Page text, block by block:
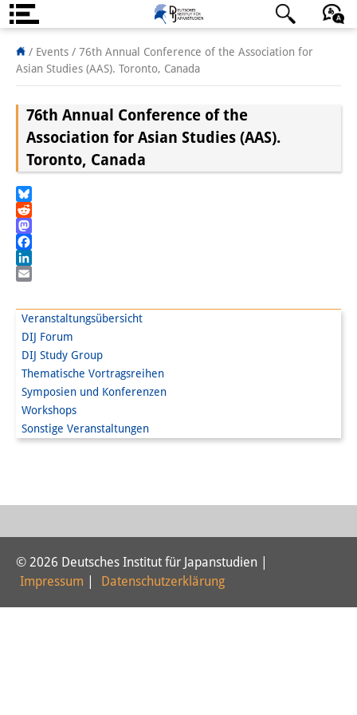
Über uns
Institut
Team
Institutsleitung
GastwissenschaftlerInnen
StipendiatInnen
PraktikantInnen
DIJ Alumni
Forschungsfeld:
Digitale Transformation
日本語 English Deutsch
/ Events / 76th Annual Conference of the Association for
Asian Studies (AAS). Toronto, Canada
Veranstaltungsübersicht
DIJ Forum
DIJ Study Group
Thematische Vortragsreihen
Symposien und Konferenzen
Workshops
Sonstige Veranstaltungen
76th Annual Conference of the
Association for Asian Studies (AAS).
Toronto, Canada
Bluesky
Reddit
Mastodon
Facebook
LinkedIn
© 2026 Deutsches Institut für Japanstudien |
Impressum
Datenschutzerklärung